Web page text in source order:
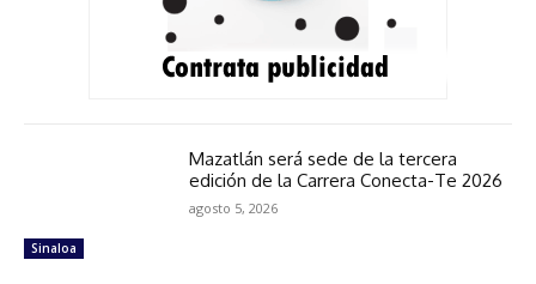
Sinaloa
Mazatlán será sede de la tercera
edición de la Carrera Conecta-Te 2026
agosto 5, 2026